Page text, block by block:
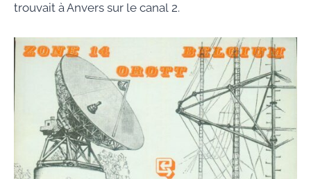
trouvait à Anvers sur le canal 2.